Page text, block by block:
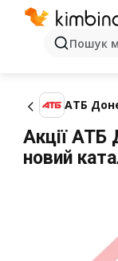
Пошук
АТБ
Акції АТБ
новий